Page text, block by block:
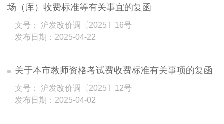
场（库）收费标准等有关事宜的复函
文号： 沪发改价调〔2025〕16号
发布日期：2025-04-22
关于本市教师资格考试费收费标准有关事项的复函
文号： 沪发改价调〔2025〕12号
发布日期：2025-04-02